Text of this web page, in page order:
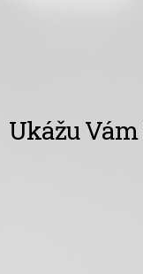
Ukážu Vám